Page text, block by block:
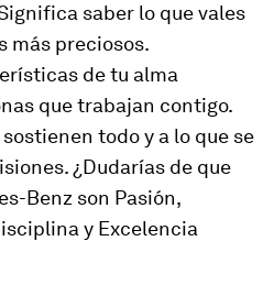
saber lo que vales
más preciosos.
de tu alma
que trabajan contigo.
todo y a lo que se
¿Dudarías de que
Benz son Pasión,
y Excelencia